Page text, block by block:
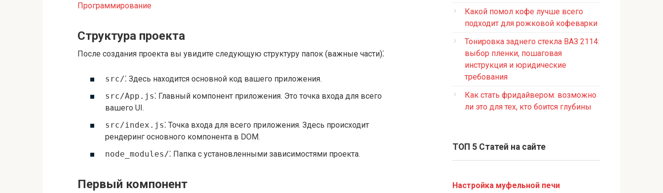
Программирование
Структура проекта
После создания проекта вы увидите следующую структуру папок (важные части)⁚
src/⁚ Здесь находится основной код вашего приложения.
src/App.js⁚ Главный компонент приложения. Это точка входа для всего
вашего UI.
src/index.js⁚ Точка входа для всего приложения. Здесь происходит
рендеринг основного компонента в DOM.
node_modules/⁚ Папка с установленными зависимостями проекта.
Первый компонент
Какой помол кофе лучше всего
подходит для рожковой кофеварки
Тонировка заднего стекла ВАЗ 2114:
выбор пленки, пошаговая
инструкция и юридические
требования
Как стать фридайвером: возможно
ли это для тех, кто боится глубины
ТОП 5 Статей на сайте
Настройка муфельной печи